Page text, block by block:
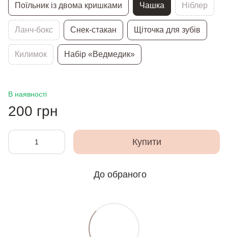
Поїльник із двома кришками Чашка Ніблер
Ланч-бокс Снек-стакан Щіточка для зубів
Килимок Набір «Ведмедик»
В наявності
200 грн
Купити
До обраного